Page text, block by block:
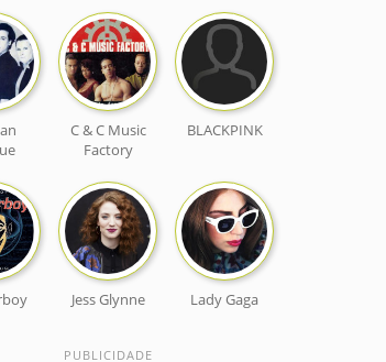
C & C Music
Factory
BLACKPINK
Jess Glynne Lady Gaga